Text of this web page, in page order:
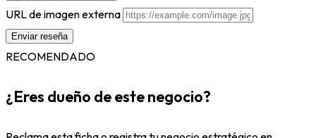
URL de imagen externa
RECOMENDADO
¿Eres dueño de este negocio?